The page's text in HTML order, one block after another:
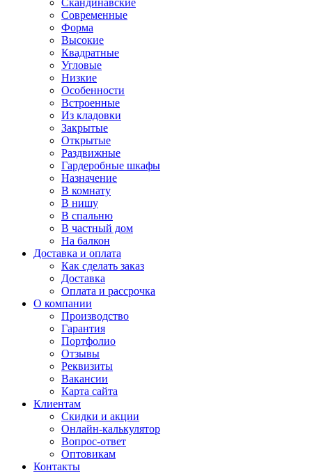
Скандинавские
Современные
Форма
Высокие
Квадратные
Угловые
Низкие
Особенности
Встроенные
Из кладовки
Закрытые
Открытые
Раздвижные
Гардеробные шкафы
Назначение
В комнату
В нишу
В спальню
В частный дом
На балкон
Доставка и оплата
Как сделать заказ
Доставка
Оплата и рассрочка
О компании
Производство
Гарантия
Портфолио
Отзывы
Реквизиты
Вакансии
Карта сайта
Клиентам
Скидки и акции
Онлайн-калькулятор
Вопрос-ответ
Оптовикам
Контакты